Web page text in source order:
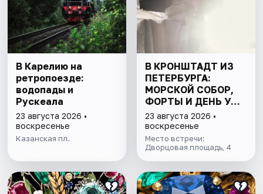
В Карелию на
ретропоезде:
водопады и
Рускеала
23 августа 2026 •
воскресенье
Казанская пл.
В КРОНШТАДТ ИЗ
ПЕТЕРБУРГА:
МОРСКОЙ СОБОР,
ФОРТЫ И ДЕНЬ У
ФИНСКОГО ЗАЛИВА.
ВСЁ ВКЛЮЧЕНО
23 августа 2026 •
воскресенье
Место встречи:
Дворцовая площадь, 4